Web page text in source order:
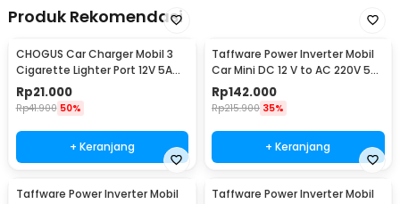
Produk Rekomendasi
CHOGUS Car Charger Mobil 3
Cigarette Lighter Port 12V 5A
60W - BM-001
Rp21.000
Rp41.900 50%
+ Keranjang
Taffware Power Inverter Mobil
Car Mini DC 12 V to AC 220V 5V
USB 150W - T150W
Rp142.000
Rp215.900 35%
+ Keranjang
Taffware Power Inverter Mobil
Taffware Power Inverter Mobil